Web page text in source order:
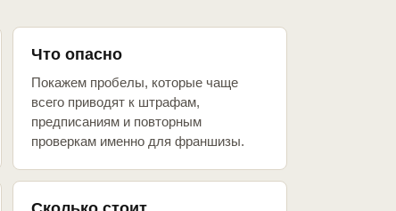
Что опасно
Покажем пробелы, которые чаще
всего приводят к штрафам,
предписаниям и повторным
проверкам именно для франшизы.